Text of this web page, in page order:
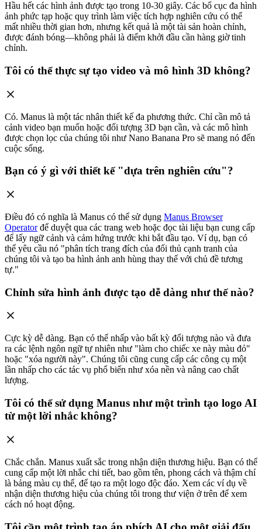
Hầu hết các hình ảnh được tạo trong 10-30 giây. Các bố cục đa hình
ảnh phức tạp hoặc quy trình làm việc tích hợp nghiên cứu có thể
mất nhiều thời gian hơn, nhưng kết quả là một tài sản hoàn chỉnh,
được đánh bóng—không phải là điểm khởi đầu cần hàng giờ tinh
chỉnh.
Tôi có thể thực sự tạo video và mô hình 3D không?
Có. Manus là một tác nhân thiết kế đa phương thức. Chỉ cần mô tả
cảnh video bạn muốn hoặc đối tượng 3D bạn cần, và các mô hình
được chọn lọc của chúng tôi như Nano Banana Pro sẽ mang nó đến
cuộc sống.
Bạn có ý gì với thiết kế "dựa trên nghiên cứu"?
Điều đó có nghĩa là Manus có thể sử dụng Manus Browser
Operatorđể duyệt qua các trang web hoặc đọc tài liệu bạn cung cấp
để lấy ngữ cảnh và cảm hứng trước khi bắt đầu tạo. Ví dụ, bạn có
thể yêu cầu nó "phân tích trang đích của đối thủ cạnh tranh của
chúng tôi và tạo ba hình ảnh anh hùng thay thế với chủ đề tương
tự."
Chỉnh sửa hình ảnh được tạo dễ dàng như thế nào?
Cực kỳ dễ dàng. Bạn có thể nhấp vào bất kỳ đối tượng nào và đưa
ra các lệnh ngôn ngữ tự nhiên như "làm cho chiếc xe này màu đỏ"
hoặc "xóa người này". Chúng tôi cũng cung cấp các công cụ một
lần nhấp cho các tác vụ phổ biến như xóa nền và nâng cao chất
lượng.
Tôi có thể sử dụng Manus như một trình tạo logo AI
từ một lời nhắc không?
Chắc chắn. Manus xuất sắc trong nhận diện thương hiệu. Bạn có thể
cung cấp một lời nhắc chi tiết, bao gồm tên, phong cách và thậm chí
là bảng màu cụ thể, để tạo ra một logo độc đáo. Xem các ví dụ về
nhận diện thương hiệu của chúng tôi trong thư viện ở trên để xem
cách nó hoạt động.